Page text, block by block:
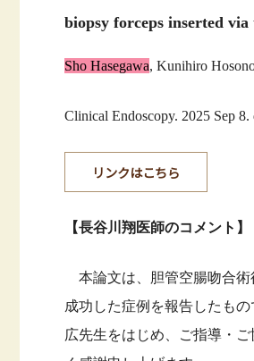
biopsy forceps inserted
Sho Hasegawa, Kunihiro
Clinical Endoscopy. 2025 Sep
リンクはこちら
【長谷川翔医師のコメント】
本論文は、胆管空腸吻合術
成功した症例を報告したも
広先生をはじめ、ご指導・